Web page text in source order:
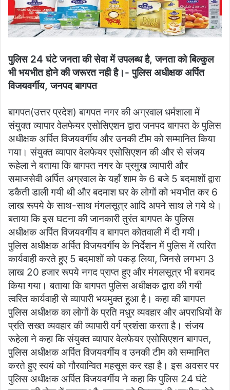
पुलिस 24 घंटे जनता की सेवा में उपलब्ध है, जनता को बिल्कुल
भी भयभीत होने की जरूरत नही है।- पुलिस अधीक्षक अर्पित
विजयवर्गीय, जनपद बागपत
बागपत(उत्तर प्रदेश) बागपत नगर की अग्रवाल धर्मशाला में
संयुक्त व्यापार वेलफेयर एसोसिएशन द्वारा जनपद बागपत के पुलिस
अधीक्षक अर्पित विजयवर्गीय और उनकी टीम को सम्मानित किया
गया। संयुक्त व्यापार वेलफेयर एसोसिएशन की और से संजय
रूहेला ने बताया कि बागपत नगर के प्रमुख व्यापारी और
समाजसेवी अर्पित अग्रवाल के यहॉं शाम के 6 बजे 5 बदमाशों द्वारा
डकैती डाली गयी थी और बदमाश घर के लोगों को भयभीत कर 6
लाख रूपये के साथ-साथ मंगलसूत्र आदि अपने साथ ले गये थे।
बताया कि इस घटना की जानकारी तुरंत बागपत के पुलिस
अधीक्षक अर्पित विजयवर्गीय व बागपत कोतवाली में दी गयी।
पुलिस अधीक्षक अर्पित विजयवर्गीय के निर्देशन में पुलिस में त्वरित
कार्यवाही करते हुए 5 बदमाशों को पकड़ लिया, जिनसे लगभग 3
लाख 20 हजार रूपये नगद प्राप्त हुए और मंगलसूत्र भी बरामद
किया गया। बताया कि बागपत पुलिस अधीक्षक द्वारा की गयी
त्वरित कार्यवाही से व्यापारी भयमुक्त हुआ है। कहा की बागपत
पुलिस अधीक्षक का लोगों के प्रति मधुर व्यवहार और अपराधियों के
प्रति सख्त व्यवहार की व्यापारी वर्ग प्रशंसा करता है। संजय
रूहेला ने कहा कि संयुक्त व्यापार वेलफेयर एसोसिएशन बागपत,
पुलिस अधीक्षक अर्पित विजयवर्गीय व उनकी टीम को सम्मानित
करते हुए स्वयं को गौरवान्वित महसूस कर रहा है। इस अवसर पर
पुलिस अधीक्षक अर्पित विजयवर्गीय ने कहा कि पुलिस 24 घंटे